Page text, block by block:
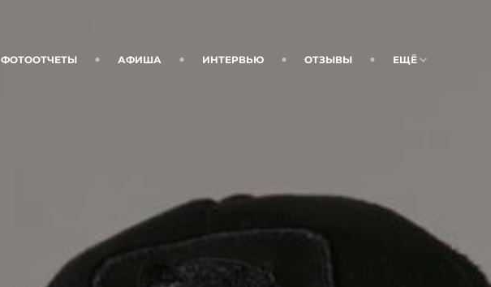
ФОТООТЧЕТЫ АФИША ИНТЕРВЬЮ ОТЗЫВЫ ЕЩЁ